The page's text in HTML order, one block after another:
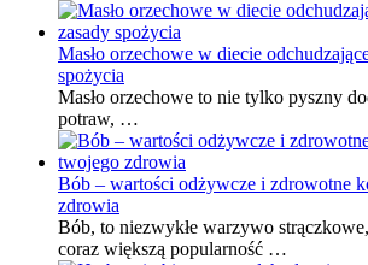
Masło orzechowe w diecie
spożycia
Masło orzechowe to nie tylko pyszny
potraw, …
Bób – wartości odżywcze i zdrowotne
zdrowia
Bób, to niezwykłe warzywo
coraz większą popularność …